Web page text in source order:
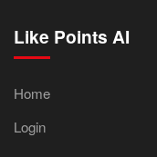
Like Points AI
Home
Login